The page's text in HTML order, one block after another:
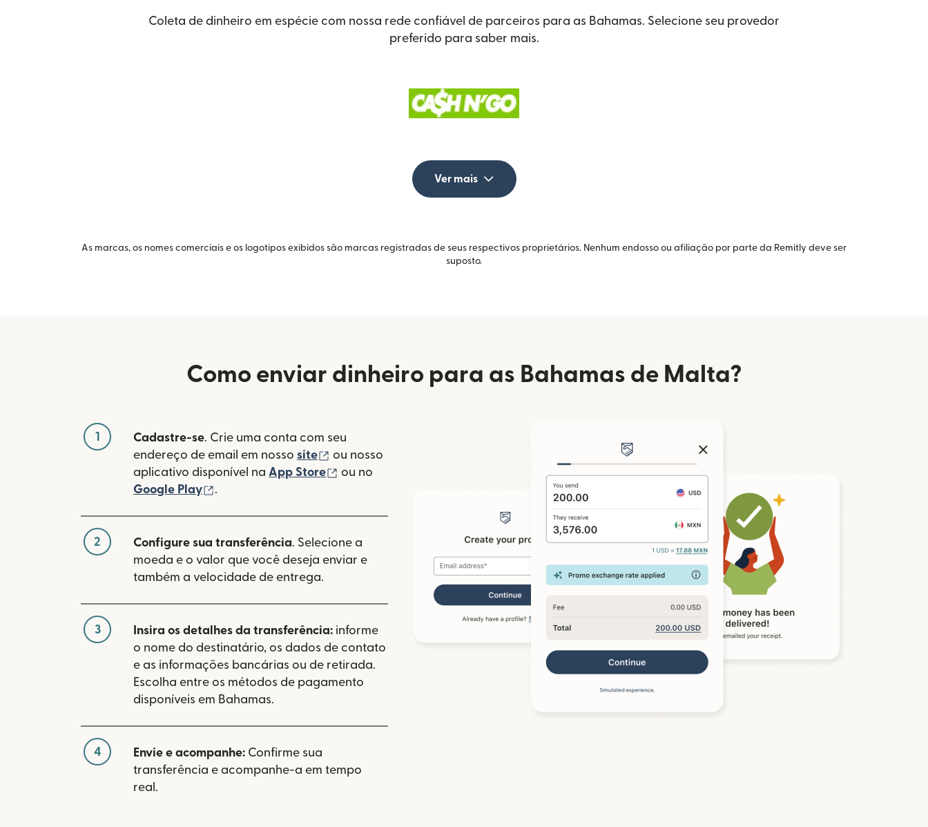
Coleta de dinheiro em espécie com nossa rede confiável de parceiros para as Bahamas. Selecione seu provedor
preferido para saber mais.
Ver mais
As marcas, os nomes comerciais e os logotipos exibidos são marcas registradas de seus respectivos proprietários. Nenhum endosso ou afiliação por parte da Remitly deve ser
suposto.
Como enviar dinheiro para as Bahamas de Malta?
1 Cadastre-se. Crie uma conta com seu
endereço de email em nosso site (abre em uma nova janela)
ou nosso
aplicativo disponível na App Store (abre em uma nova janela)
ou no
Google Play
.
2 Configure sua transferência. Selecione a
moeda e o valor que você deseja enviar e
também a velocidade de entrega.
3 Insira os detalhes da transferência: informe
o nome do destinatário, os dados de contato
e as informações bancárias ou de retirada.
Escolha entre os métodos de pagamento
disponíveis em Bahamas.
4 Envie e acompanhe: Confirme sua
transferência e acompanhe-a em tempo
real.